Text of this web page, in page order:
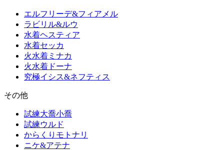
エルフリーデ&フィアメル
ラビリル&ルウ
水着ヘスティア
水着セッカ
火水着ミナカ
火水着ドーナ
究極イシス&ネフティス
その他
試練大喬小喬
試練ウルド
からくりモトナリ
ニケ&アテナ